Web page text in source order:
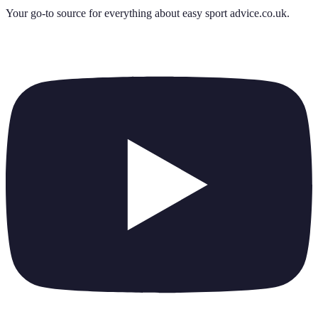
Your go-to source for everything about easy sport advice.co.uk.